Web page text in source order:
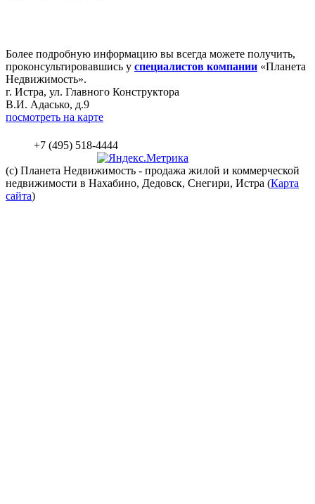
Более подробную информацию вы всегда можете получить,
проконсультировавшись у специалистов компании «Планета
Недвижимость».
г. Истра, ул. Главного Конструктора
В.И. Адасько, д.9
посмотреть на карте
+7 (495) 518-4444
(c) Планета Недвижимость - продажа жилой и коммерческой
недвижимости в Нахабино, Дедовск, Снегири, Истра (Карта
сайта)